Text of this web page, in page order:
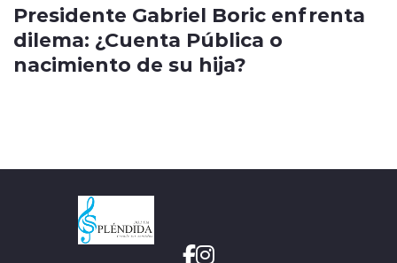
Presidente Gabriel Boric enfrenta
dilema: ¿Cuenta Pública o
nacimiento de su hija?